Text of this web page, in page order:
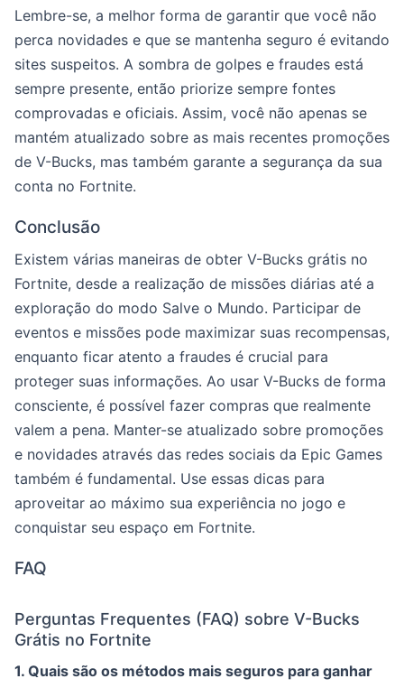
Lembre-se, a melhor forma de garantir que você não
perca novidades e que se mantenha seguro é evitando
sites suspeitos. A sombra de golpes e fraudes está
sempre presente, então priorize sempre fontes
comprovadas e oficiais. Assim, você não apenas se
mantém atualizado sobre as mais recentes promoções
de V-Bucks, mas também garante a segurança da sua
conta no Fortnite.
Conclusão
Existem várias maneiras de obter V-Bucks grátis no
Fortnite, desde a realização de missões diárias até a
exploração do modo Salve o Mundo. Participar de
eventos e missões pode maximizar suas recompensas,
enquanto ficar atento a fraudes é crucial para
proteger suas informações. Ao usar V-Bucks de forma
consciente, é possível fazer compras que realmente
valem a pena. Manter-se atualizado sobre promoções
e novidades através das redes sociais da Epic Games
também é fundamental. Use essas dicas para
aproveitar ao máximo sua experiência no jogo e
conquistar seu espaço em Fortnite.
FAQ
Perguntas Frequentes (FAQ) sobre V-Bucks
Grátis no Fortnite
1. Quais são os métodos mais seguros para ganhar